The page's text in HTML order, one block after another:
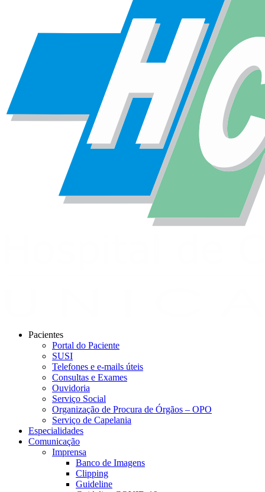
Pacientes
Portal do Paciente
SUSI
Telefones e e-mails úteis
Consultas e Exames
Ouvidoria
Serviço Social
Organização de Procura de Órgãos – OPO
Serviço de Capelania
Especialidades
Comunicação
Imprensa
Banco de Imagens
Clipping
Guideline